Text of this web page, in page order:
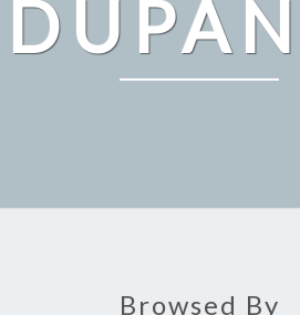
Browsed By